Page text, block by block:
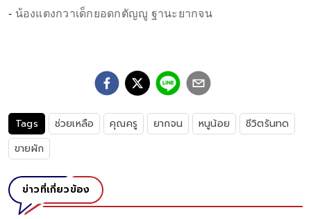
- น้องแตงกวาเด็กยอดกตัญญู ฐานะยากจน
Tags ช่วยเหลือ คุณครู ยากจน หนูน้อย
ชีวิตรันทด
ขายผัก
ข่าวที่เกี่ยวข้อง